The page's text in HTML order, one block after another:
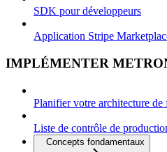
SDK pour développeurs
Application Stripe
IMPLÉMENTER
Planifier votre architecture de
Liste de contrôle de
Concepts fondamentaux